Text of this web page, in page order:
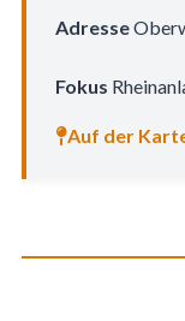
Adresse
Fokus
Auf der